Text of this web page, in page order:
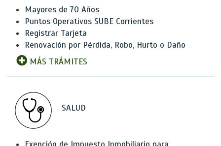
Mayores de 70 Años
Puntos Operativos SUBE Corrientes
Registrar Tarjeta
Renovación por Pérdida, Robo, Hurto o Daño
MÁS TRÁMITES
SALUD